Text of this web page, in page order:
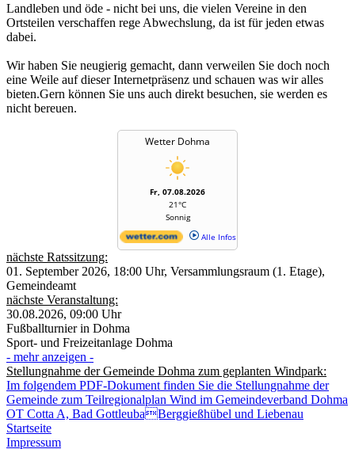
Landleben und öde - nicht bei uns, die vielen Vereine in den
Ortsteilen verschaffen rege Abwechslung, da ist für jeden etwas
dabei.
Wir haben Sie neugierig gemacht, dann verweilen Sie doch noch
eine Weile auf dieser Internetpräsenz und schauen was wir alles
bieten.Gern können Sie uns auch direkt besuchen, sie werden es
nicht bereuen.
Wetter Dohma
Fr, 07.08.2026
21°C
Sonnig
Alle Infos
nächste Ratssitzung:
01. September 2026, 18:00 Uhr, Versammlungsraum (1. Etage),
Gemeindeamt
nächste Veranstaltung:
30.08.2026, 09:00 Uhr
Fußballturnier in Dohma
Sport- und Freizeitanlage Dohma
- mehr anzeigen -
Stellungnahme der Gemeinde Dohma zum geplanten Windpark:
Im folgendem PDF-Dokument finden Sie die Stellungnahme der
Gemeinde zum Teilregionalplan Wind im Gemeindeverband Dohma
OT Cotta A, Bad GottleubaBerggießhübel und Liebenau
Startseite
Impressum